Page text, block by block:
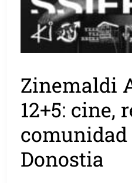
Zinemaldi
12+5: cine,
comunidad
Donostia